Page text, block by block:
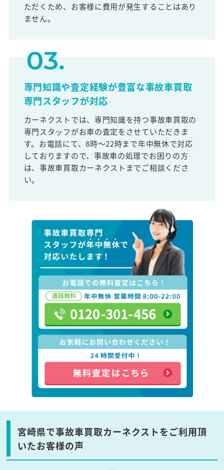
ただくため、お客様に費用が発生することはあり
ません。
専門知識や査定経験が豊富な事故車買取
専門スタッフが対応
カーネクストでは、専門知識を持つ事故車買取の
専門スタッフがお車の査定をさせていただきま
す。お電話にて、8時～22時まで年中無休で対応
しておりますので、事故車の処理でお困りの方
は、事故車買取カーネクストまでご相談くださ
い。
宮崎県で事故車買取カーネクストをご利用頂
いたお客様の声